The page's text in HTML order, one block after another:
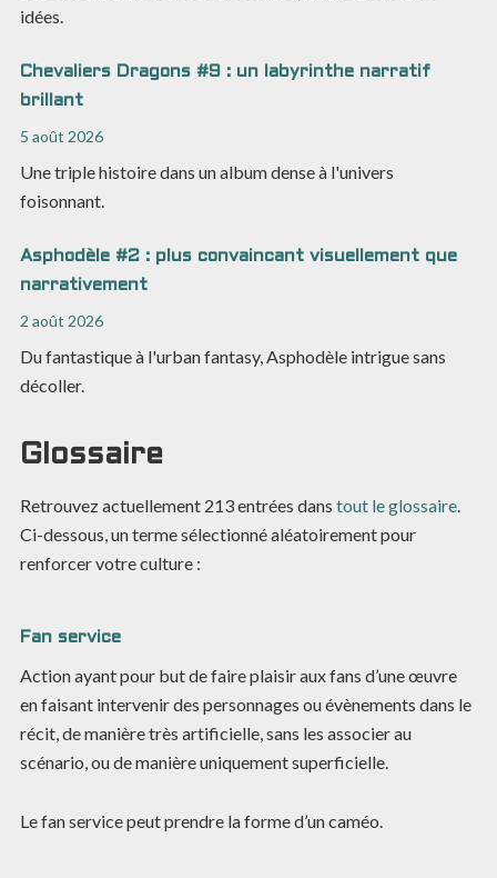
idées.
Chevaliers Dragons #9 : un labyrinthe narratif
brillant
5 août 2026
Une triple histoire dans un album dense à l'univers
foisonnant.
Asphodèle #2 : plus convaincant visuellement que
narrativement
2 août 2026
Du fantastique à l'urban fantasy, Asphodèle intrigue sans
décoller.
Glossaire
Retrouvez actuellement 213entrées dans tout le glossaire.
Ci-dessous, un terme sélectionné aléatoirement pour
renforcer votre culture :
Fan service
Action ayant pour but de faire plaisir aux fans d’une œuvre
en faisant intervenir des personnages ou évènements dans le
récit, de manière très artificielle, sans les associer au
scénario, ou de manière uniquement superficielle.
Le fan service peut prendre la forme d’un caméo.